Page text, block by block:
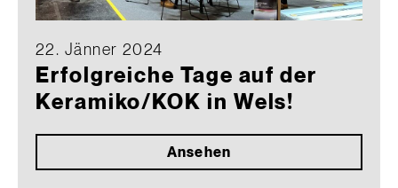
22. Jänner 2024
Erfolgreiche Tage auf der
Keramiko/KOK in Wels!
Ansehen